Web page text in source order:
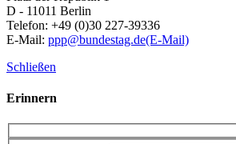
D - 11011 Berlin
Telefon: +49 (0)30 227-39336
E-Mail: ppp@bundestag.de(E-Mail)
Schließen
Erinnern